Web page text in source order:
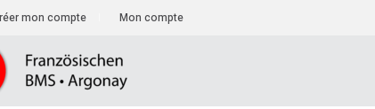
mon compte Mon compte